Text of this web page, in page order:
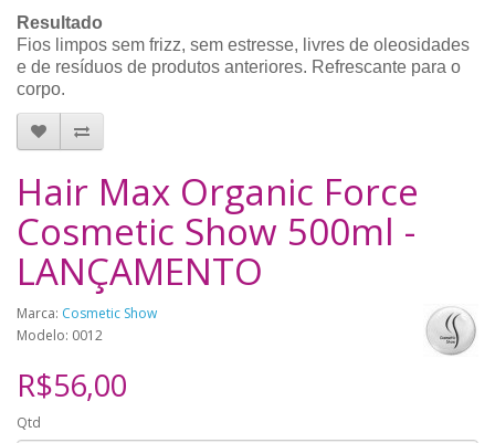
Resultado
Fios limpos sem frizz, sem estresse, livres de oleosidades
e de resíduos de produtos anteriores. Refrescante para o
corpo.
Hair Max Organic Force
Cosmetic Show 500ml -
LANÇAMENTO
Marca: Cosmetic Show
Modelo: 0012
R$56,00
Qtd